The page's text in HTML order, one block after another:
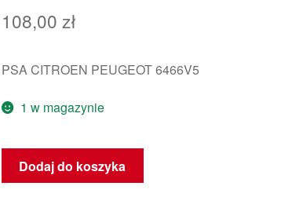
108,00 zł
PSA CITROEN PEUGEOT 6466V5
1 w magazynie
ilość
Wąż
Dodaj do koszyka